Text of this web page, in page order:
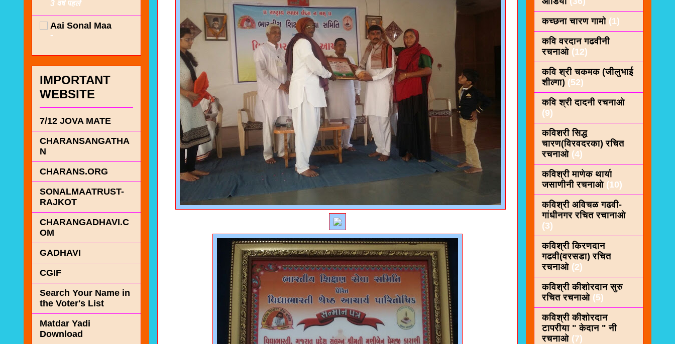
3 वर्ष पहले
Aai Sonal Maa
-
IMPORTANT
WEBSITE
7/12 JOVA MATE
CHARANSANGATHA
N
CHARANS.ORG
SONALMAATRUST-
RAJKOT
CHARANGADHAVI.C
OM
GADHAVI
CGIF
Search Your Name in
the Voter's List
Matdar Yadi
Download
कच्छना चारण गामो (1)
कवि वरदान गढवीनी
रचनाओ (12)
कवि श्री चकमक (जीलुभाई
शील्गा) (52)
कवि श्री दादनी रचनाओ
(9)
कविशरी सिद्ध
चारण(विरवदरका) रचित
रचनाओ (4)
कविश्री माणेक थार्या
जसाणीनी रचनाओ (10)
कविश्री अविचळ गढवी-
गांधीनगर रचित रचानाओ
(3)
कविश्री किरणदान
गढवी(वरसडा) रचित
रचनाओ (2)
कविश्री कीशाेरदान सुरु
रचित रचनाओ (5)
कविश्री कीशोरदान
टापरीया " केदान " नी
रचनाओ (7)